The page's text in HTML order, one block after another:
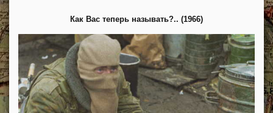
Как Вас теперь называть?.. (1966)